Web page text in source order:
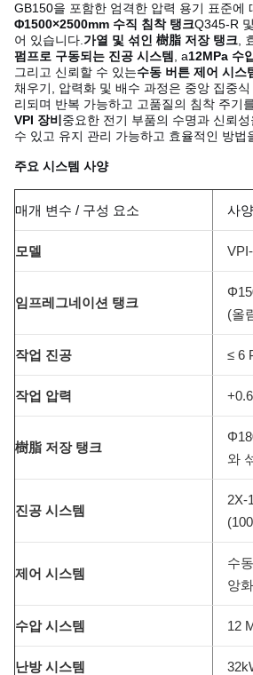
GB150을 포함한 엄격한 압력 용기 표준에
Φ1500×2500mm 수직 침착 탱크Q345-R
어 있습니다. 가열 및 섞인 樹脂 저장 탱크 ,
펌프로 구동되는 진공 시스템
, a12MPa 수
그리고 신뢰할 수 있는수동 버튼 제어 시스
채우기, 압력화 및 배수 과정은 중앙 집중
리되며 반복 가능하고 고품질의 침착 주기
VPI 장비 중요한 전기 부품의 수명과 신뢰
수 있고 유지 관리 가능하고 효율적인 방법
주요 시스템 사양
매개 변수 / 구성 요소 사양
모델
임프레그네이션 탱크
(올
작업 진공 ≤ 6
작업 압력
樹脂 저장 탱크
와
진공 시스템
2X-
제어 시스템
수
앙
수압 시스템 12
난방 시스템